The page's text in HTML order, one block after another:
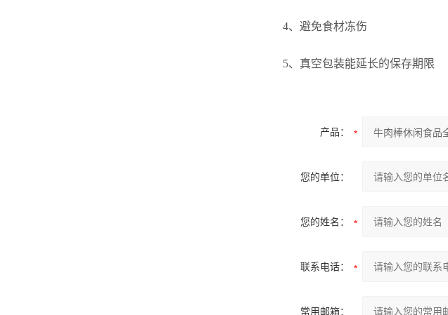
4、避免食材冻伤
5、真空包装能延长的保存期限
产品：
您的单位：
您的姓名：
联系电话：
常用邮箱：